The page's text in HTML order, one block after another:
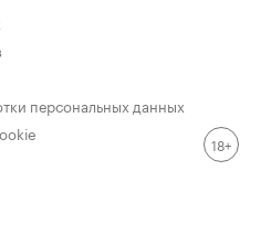
персональных данных
18+